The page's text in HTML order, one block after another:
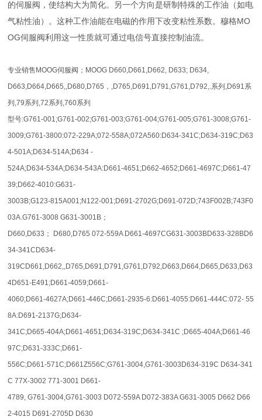
的伺服阀，使结构大为简化。另一个方向是研制特殊的工作油（如电
气粘性油）。这种工作油能在电磁的作用下改变粘性系数。穆格MO
OG伺服阀利用这一性质就可通过电信号直接控制油流。
专业销售MOOG伺服阀；MOOG D660,D661,D662, D633; D634,
D663,D664,D665,,D680,D765，,D765,D691,D791,G761,D792,.系列,D691系
列,79系列,72系列,760系列
型号:G761-001;G761-002;G761-003;G761-004;G761-005;G761-3008;G761-
3009;G761-3800:072-229A;072-558A;072A560:D634-341C;D634-319C;D63
4-501A;D634-514A;D634 -
524A;D634-534A;D634-543A:D661-4651;D662-4652;D661-4697C;D661-47
39;D662-4010:G631-
3003B;G123-815A001;N122-001;D691-2702G;D691-072D;743F002B;743F0
03A.G761-3008 G631-3001B；
D660,D633； D680,D765 072-559A D661-4697CG631-3003BD633-328BD6
34-341CD634-
319CD661,D662,,D765,D691,D791,G761,D792,D663,D664,D665,D633,D63
4D651-E491;D661-4059;D661-
4060;D661-4627A;D661-446C;D661-2935-6:D661-4055:D661-444C:072- 55
8A:D691-2137G;D634-
341C;D665-404A;D661-4651;D634-319C;D634-341C ;D665-404A;D661-46
97C;D631-333C;D661-
556C;D661-571C;D661Z556C;G761-3004,G761-3003D634-319C D634-341
C 77X-3002 771-3001 D661-
4789, G761-3004,G761-3003 D072-559A D072-383A G631-3005 D662 D66
2-4015 D691-2705D D630